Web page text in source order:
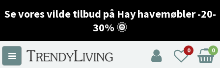
Se vores vilde tilbud på Hay havemøbler -20-
30% 🌞
0 0